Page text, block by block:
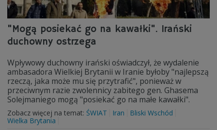
"Mogą posiekać go na kawałki". Irański
duchowny ostrzega
Wpływowy duchowny irański oświadczył, że wydalenie
ambasadora Wielkiej Brytanii w Iranie byłoby "najlepszą
rzeczą, jaka może mu się przytrafić", ponieważ w
przeciwnym razie zwolennicy zabitego gen. Ghasema
Solejmaniego mogą "posiekać go na małe kawałki".
Zobacz więcej na temat: ŚWIAT Iran
Bliski Wschód
Wielka Brytania